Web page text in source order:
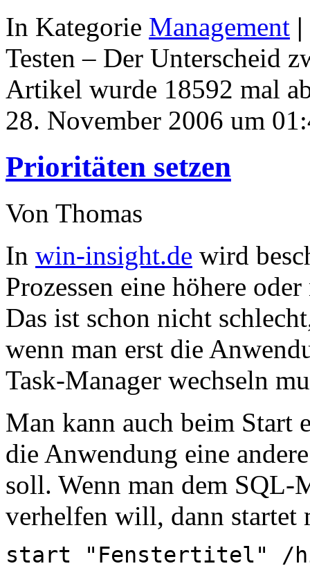
In Kategorie Management |
Testen – Der Unterscheid
Artikel wurde 18592 mal
28. November 2006 um
Prioritäten setzen
Von Thomas
In win-insight.de wird
Prozessen eine höhere
Das ist schon nicht
wenn man erst die
Task-Manager wechseln
Man kann auch beim Start
die Anwendung eine
soll. Wenn man dem SQL-
verhelfen will, dann startet
start "Fenstertitel" /